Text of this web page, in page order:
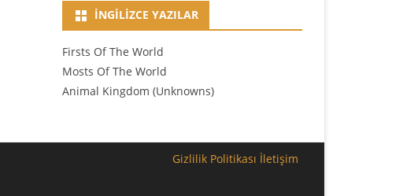
İNGILIZCE YAZILAR
Firsts Of The World
Mosts Of The World
Animal Kingdom (Unknowns)
Gizlilik Politikası İletişim